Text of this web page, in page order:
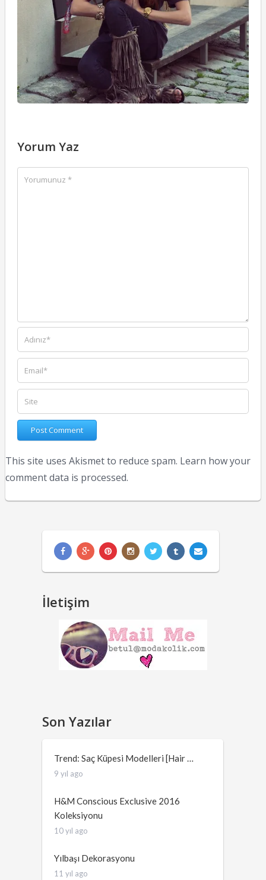
Yorum Yaz
This site uses Akismet to reduce spam. Learn how your
comment data is processed.
İletişim
Son Yazılar
Trend: Saç Küpesi Modelleri [Hair …
9 yıl ago
H&M Conscious Exclusive 2016
Koleksiyonu
10 yıl ago
Yılbaşı Dekorasyonu
11 yıl ago